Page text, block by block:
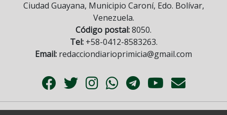
Ciudad Guayana, Municipio Caroní, Edo. Bolívar,
Venezuela.
Código postal:8050.
Tel:+58-0412-8583263.
Email: redacciondiarioprimicia@gmail.com